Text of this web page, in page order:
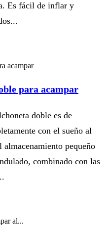
Es fácil de inflar y
para acampar
doble es de
con el sueño al
pequeño
combinado con las